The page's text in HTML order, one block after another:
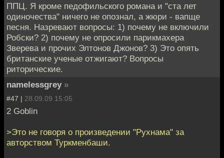
ППЦ. Я кроме педофильского романа и "ста лет
одиночества" ничего не опознал, а жюри - вапще
песня. Назревают вопросы: 1) почему не включили
Робски? 2) почему не опросили парикмахера
Зверева и прочих Элтонов Джонов? 3) Это опять
британские ученые отжигают? Вопросы
риторические.
namelessgrey »
#47 | 28.09.09 15:05
2 Goblin
>Это не говоря о произведении "Рухнама" за
авторством Туркменбаши.